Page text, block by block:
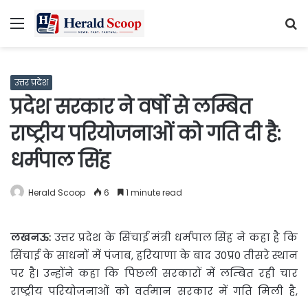
Menu
उत्तर प्रदेश
प्रदेश सरकार ने वर्षो से लम्बित
राष्ट्रीय परियोजनाओं को गति दी है:
धर्मपाल सिंह
Herald Scoop 6 1 minute read
लखनऊ: उत्तर प्रदेश के सिंचाई मंत्री धर्मपाल सिंह ने कहा है कि
सिंचाई के साधनों में पंजाब, हरियाणा के बाद उ0प्र0 तीसरे स्थान
पर है। उन्होंने कहा कि पिछली सरकारों में लम्बित रही चार
राष्ट्रीय परियोजनाओं को वर्तमान सरकार में गति मिली है,